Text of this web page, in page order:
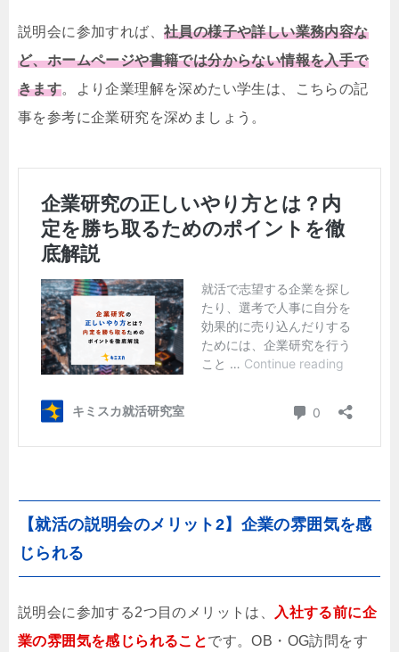
説明会に参加すれば、 社員の様子や詳しい業務内容な
ど、ホームページや書籍では分からない情報を入手で
きます。より企業理解を深めたい学生は、こちらの記
事を参考に企業研究を深めましょう。
【就活の説明会のメリット2】企業の雰囲気を感
じられる
説明会に参加する2つ目のメリットは、
入社する前に企
業の雰囲気を感じられることです。OB・OG訪問をす